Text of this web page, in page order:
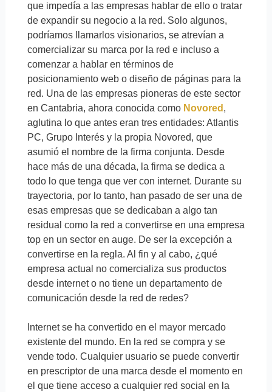
que impedía a las empresas hablar de ello o tratar
de expandir su negocio a la red. Solo algunos,
podríamos llamarlos visionarios, se atrevían a
comercializar su marca por la red e incluso a
comenzar a hablar en términos de
posicionamiento web o diseño de páginas para la
red. Una de las empresas pioneras de este sector
en Cantabria, ahora conocida como Novored ,
aglutina lo que antes eran tres entidades: Atlantis
PC, Grupo Interés y la propia Novored, que
asumió el nombre de la firma conjunta. Desde
hace más de una década, la firma se dedica a
todo lo que tenga que ver con internet. Durante su
trayectoria, por lo tanto, han pasado de ser una de
esas empresas que se dedicaban a algo tan
residual como la red a convertirse en una empresa
top en un sector en auge. De ser la excepción a
convertirse en la regla. Al fin y al cabo, ¿qué
empresa actual no comercializa sus productos
desde internet o no tiene un departamento de
comunicación desde la red de redes?
Internet se ha convertido en el mayor mercado
existente del mundo. En la red se compra y se
vende todo. Cualquier usuario se puede convertir
en prescriptor de una marca desde el momento en
el que tiene acceso a cualquier red social en la